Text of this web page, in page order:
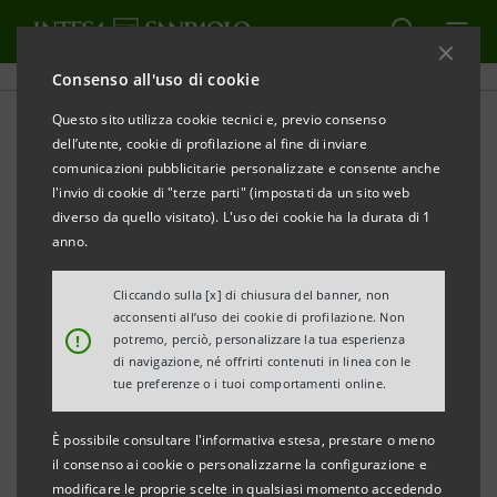
Consenso all'uso di cookie
Questo sito utilizza cookie tecnici e, previo consenso
dell’utente, cookie di profilazione al fine di inviare
comunicazioni pubblicitarie personalizzate e consente anche
l'invio di cookie di "terze parti" (impostati da un sito web
diverso da quello visitato). L'uso dei cookie ha la durata di 1
anno.
!
Cliccando sulla [x] di chiusura del banner, non
acconsenti all’uso dei cookie di profilazione. Non
potremo, perciò, personalizzare la tua esperienza
di navigazione, né offrirti contenuti in linea con le
tue preferenze o i tuoi comportamenti online.
È possibile consultare l'informativa estesa, prestare o meno
il consenso ai cookie o personalizzarne la configurazione e
modificare le proprie scelte in qualsiasi momento accedendo
Consigliatissimi. In viaggio
tra i libri 0-16
Quante volte da bambini abbiamo sognato di poter
preferiti? Pagina dopo pagina ci immergevamo in un
mondo di storie magiche e straordinarie, con i nostri